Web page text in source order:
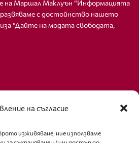
на съгласие
изживяване, ние използваме
на Маршал Маклуън “Информацията
развяваме с достойнство нашето
“Дайте на модата свободата,